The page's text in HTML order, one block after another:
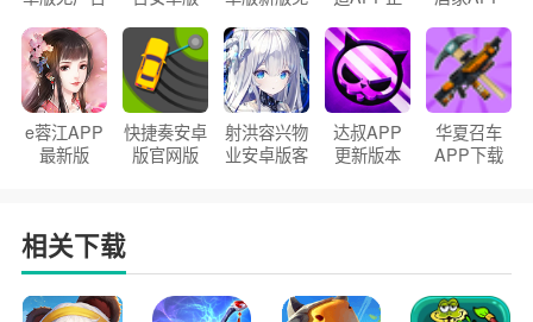
e蓉江APP
最新版
快捷奏安卓
版官网版
射洪容兴物
业安卓版客
达叔APP
更新版本
华夏召车
APP下载
相关下载